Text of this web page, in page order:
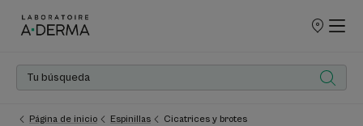
PUNTOS
Página de inicio Espinillas Cicatrices y brotes